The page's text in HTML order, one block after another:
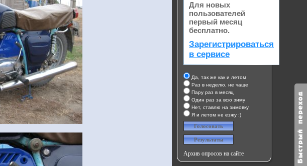
Для новых
пользователей
первый месяц
бесплатно.
Зарегистрироваться
в сервисе
Да, так же как и летом
Раз в неделю, не чаще
Пару раз в месяц
Один раз за всю зиму
Нет, ставлю на зимовку
Я и летом не езжу :)
Архив опросов на сайте